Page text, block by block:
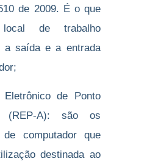
de 2009. É o que
de trabalho
a saída e a entrada
de Ponto
(REP-A): são os
de computador que
destinada ao